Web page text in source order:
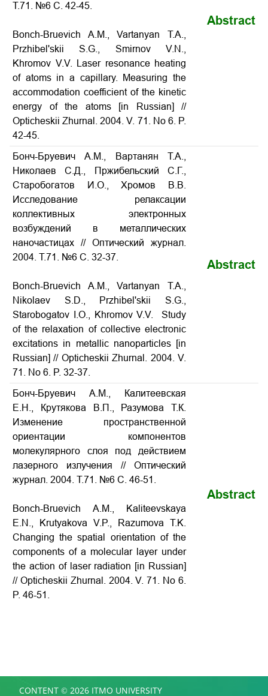
Т.71. №6 С. 42-45.
Bonch-Bruevich A.M., Vartanyan T.A.,
Przhibel'skii S.G., Smirnov V.N.,
Khromov V.V. Laser resonance heating
of atoms in a capillary. Measuring the
accommodation coefficient of the kinetic
energy of the atoms
[in Russian] //
Opticheskii Zhurnal. 2004. V. 71. No 6. P.
42-45
Abstract
Бонч-Бруевич А.М., Вартанян Т.А.,
Николаев С.Д., Пржибельский С.Г.,
Старобогатов И.О., Хромов В.В.
Исследование релаксации
коллективных электронных
возбуждений в металлических
наночастицах // Оптический журнал.
2004. Т.71. №6 С. 32-37.
Bonch-Bruevich A.M., Vartanyan T.A.,
Nikolaev S.D., Przhibel'skii S.G.,
Starobogatov I.O., Khromov V.V. Study
of the relaxation of collective electronic
excitations in metallic nanoparticles [in
Russian] // Opticheskii Zhurnal. 2004. V.
71. No 6. P. 32-37.
Abstract
Бонч-Бруевич А.М., Калитеевская
Е.Н., Крутякова В.П., Разумова Т.К.
Изменение пространственной
ориентации компонентов
молекулярного слоя под действием
лазерного излучения // Оптический
журнал. 2004. Т.71. №6 С. 46-51.
Bonch-Bruevich A.M., Kaliteevskaya
E.N., Krutyakova V.P., Razumova T.K.
Changing the spatial orientation of the
components of a molecular layer under
the action of laser radiation [in Russian]
// Opticheskii Zhurnal. 2004. V. 71. No 6.
P. 46-51
Abstract
CONTENT © 2026 ITMO UNIVERSITY